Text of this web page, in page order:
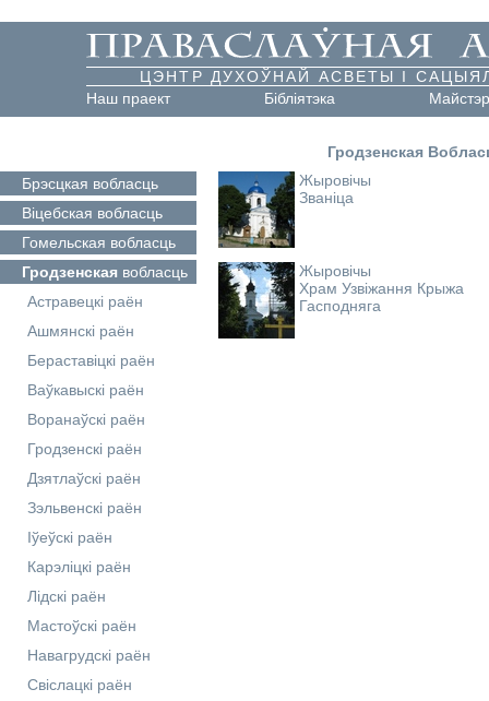
ЦЭНТР ДУХОЎНАЙ АСВЕТЫ І
Наш праект
Бібліятэка
Гродзенская
Брэсцкая вобласць
Віцебская вобласць
Гомельская вобласць
Гродзенская вобласць
Астравецкі раён
Ашмянскі раён
Бераставіцкі раён
Ваўкавыскі раён
Воранаўскі раён
Гродзенскі раён
Дзятлаўскі раён
Зэльвенскі раён
Іўеўскі раён
Карэліцкі раён
Лідскі раён
Мастоўскі раён
Навагрудскі раён
Свіслацкі раён
Жыровічы
Званіца
Жыровічы
Храм Узвіжання Крыжа
Гасподняга